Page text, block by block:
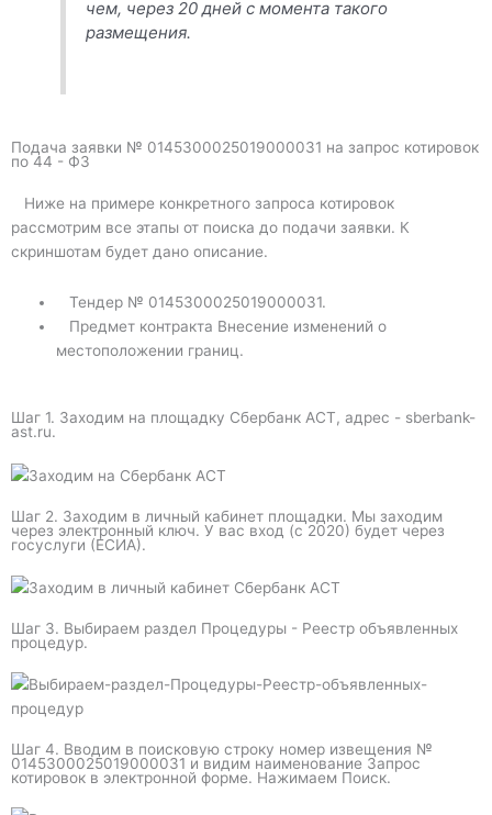
чем, через 20 дней с момента такого
размещения.
Подача заявки № 0145300025019000031 на запрос котировок
по 44 - ФЗ
Ниже на примере конкретного запроса котировок
рассмотрим все этапы от поиска до подачи заявки. К
скриншотам будет дано описание.
Тендер № 0145300025019000031.
Предмет контракта Внесение изменений о
местоположении границ.
Шаг 1. Заходим на площадку Сбербанк АСТ, адрес - sberbank-
ast.ru.
Шаг 2. Заходим в личный кабинет площадки. Мы заходим
через электронный ключ. У вас вход (с 2020) будет через
госуслуги (ЕСИА).
Шаг 3. Выбираем раздел Процедуры - Реестр объявленных
процедур.
Шаг 4. Вводим в поисковую строку номер извещения №
0145300025019000031 и видим наименование Запрос
котировок в электронной форме. Нажимаем Поиск.